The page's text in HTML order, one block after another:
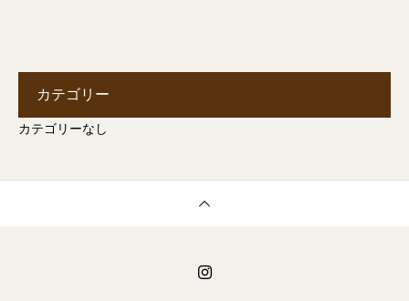
カテゴリー
カテゴリーなし